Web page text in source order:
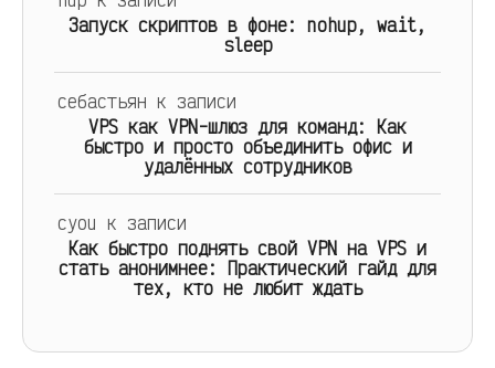
Запуск скриптов в фоне: nohup, wait,
sleep
себастьян к записи
VPS как VPN-шлюз для команд: Как
быстро и просто объединить офис и
удалённых сотрудников
cyou к записи
Как быстро поднять свой VPN на VPS и
стать анонимнее: Практический гайд для
тех, кто не любит ждать